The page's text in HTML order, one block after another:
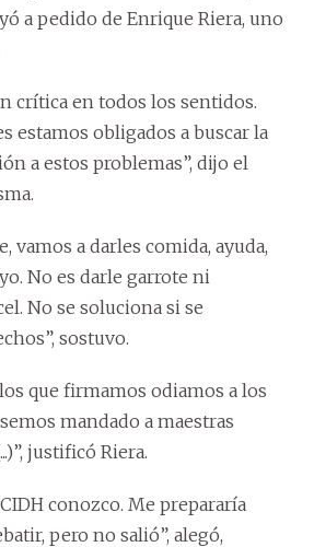
a pedido de Enrique Riera, uno
crítica en todos los sentidos.
estamos obligados a buscar la
a estos problemas”, dijo el
vamos a darles comida, ayuda,
No es darle garrote ni
No se soluciona si se
sostuvo.
que firmamos odiamos a los
mandado a maestras
justificó Riera.
conozco. Me prepararía
pero no salió”, alegó,